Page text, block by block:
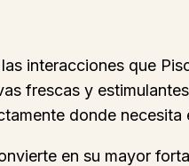
interacciones que
frescas y
donde necesita
en su mayor